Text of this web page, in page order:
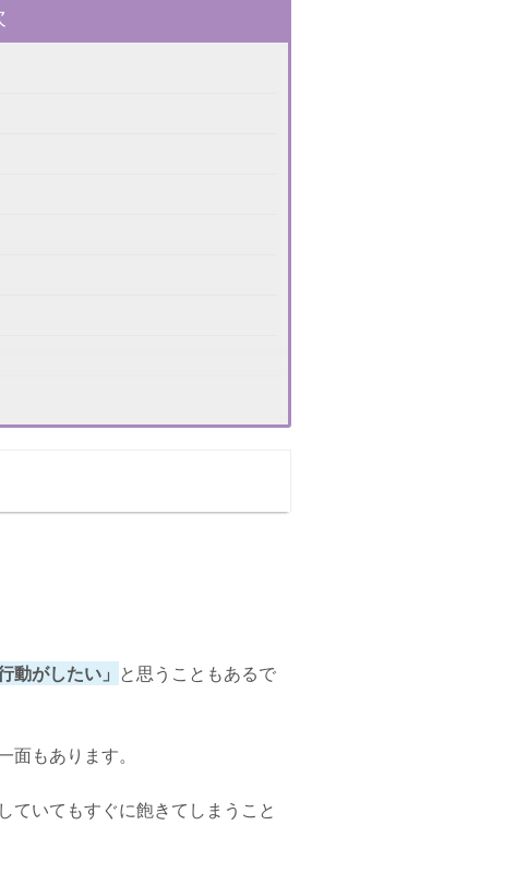
動がしたい」 と思うこともあるで
もあります。
ていてもすぐに飽きてしまうこと